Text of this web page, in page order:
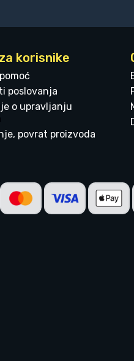
korisnike
poslovanja
o upravljanju
povrat proizvoda